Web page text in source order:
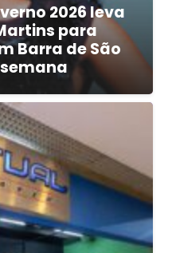
2026 leva
para
Barra de São